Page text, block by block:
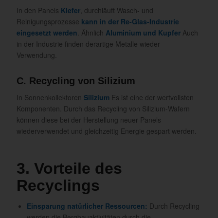
In den Panels Kiefer, durchläuft Wasch- und
Reinigungsprozesse kann in der Re-Glas-Industrie
eingesetzt werden. Ähnlich Aluminium und KupferAuch
in der Industrie finden derartige Metalle wieder
Verwendung.
C. Recycling von Silizium
In Sonnenkollektoren SiliziumEs ist eine der wertvollsten
Komponenten. Durch das Recycling von Silizium-Wafern
können diese bei der Herstellung neuer Panels
wiederverwendet und gleichzeitig Energie gespart werden.
3. Vorteile des
Recyclings
Einsparung natürlicher Ressourcen: Durch Recycling